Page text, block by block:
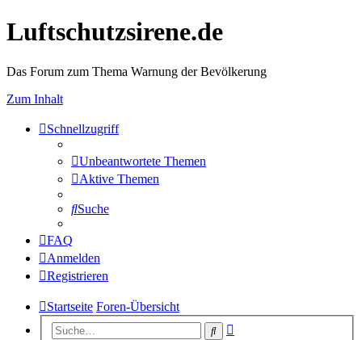
Luftschutzsirene.de
Das Forum zum Thema Warnung der Bevölkerung
Zum Inhalt
Schnellzugriff
Unbeantwortete Themen
Aktive Themen
Suche
FAQ
Anmelden
Registrieren
Startseite Foren-Übersicht
Suche